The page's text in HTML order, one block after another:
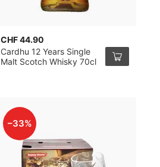
CHF 44.90
Cardhu 12 Years Single
Malt Scotch Whisky 70cl
–33%